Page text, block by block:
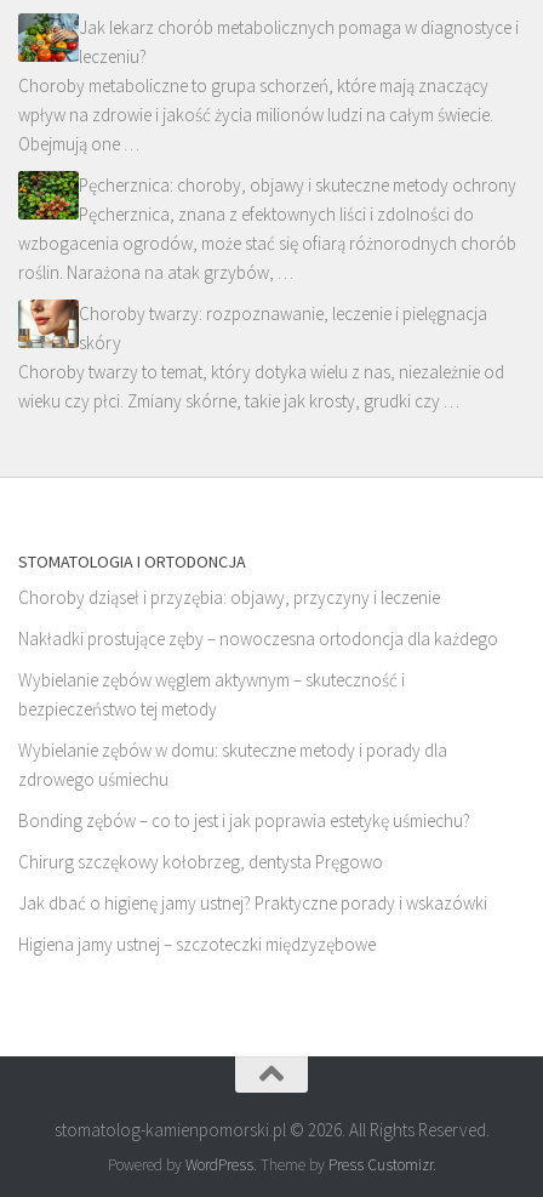
Jak lekarz chorób metabolicznych pomaga w diagnostyce i
leczeniu?
Choroby metaboliczne to grupa schorzeń, które mają znaczący
wpływ na zdrowie i jakość życia milionów ludzi na całym świecie.
Obejmują one …
Pęcherznica: choroby, objawy i skuteczne metody ochrony
Pęcherznica, znana z efektownych liści i zdolności do
wzbogacenia ogrodów, może stać się ofiarą różnorodnych chorób
roślin. Narażona na atak grzybów, …
Choroby twarzy: rozpoznawanie, leczenie i pielęgnacja
skóry
Choroby twarzy to temat, który dotyka wielu z nas, niezależnie od
wieku czy płci. Zmiany skórne, takie jak krosty, grudki czy …
STOMATOLOGIA I ORTODONCJA
Choroby dziąseł i przyzębia: objawy, przyczyny i leczenie
Nakładki prostujące zęby – nowoczesna ortodoncja dla każdego
Wybielanie zębów węglem aktywnym – skuteczność i
bezpieczeństwo tej metody
Wybielanie zębów w domu: skuteczne metody i porady dla
zdrowego uśmiechu
Bonding zębów – co to jest i jak poprawia estetykę uśmiechu?
Chirurg szczękowy kołobrzeg, dentysta Pręgowo
Jak dbać o higienę jamy ustnej? Praktyczne porady i wskazówki
Higiena jamy ustnej – szczoteczki międzyzębowe
stomatolog-kamienpomorski.pl © 2026. All Rights Reserved.
Powered byWordPress. Theme by Press Customizr.